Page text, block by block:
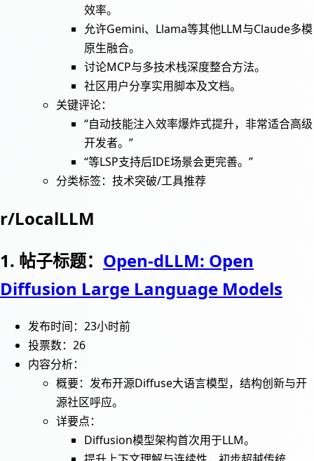
效率。
允许Gemini、Llama等其他LLM与Claude多模
原生融合。
讨论MCP与多技术栈深度整合方法。
社区用户分享实用脚本及文档。
关键评论：
“自动技能注入效率爆炸式提升，非常适合高级
开发者。”
“等LSP支持后IDE场景会更完善。”
分类标签：技术突破/工具推荐
r/LocalLLM
1. 帖子标题： Open-dLLM: Open
Diffusion Large Language Models
发布时间：23小时前
投票数：26
内容分析：
概要：发布开源Diffuse大语言模型，结构创新与开
源社区呼应。
详要点：
Diffusion模型架构首次用于LLM。